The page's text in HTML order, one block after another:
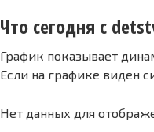
Что сегодня с
График показывает
Если на графике виден
Нет данных для